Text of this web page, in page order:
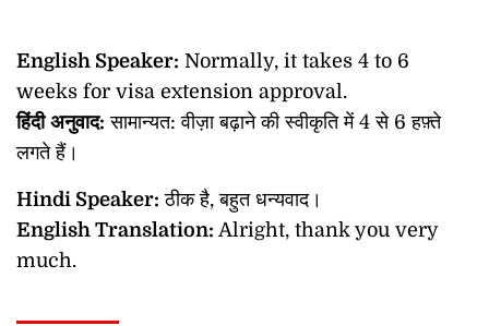
English Speaker: Normally, it takes 4 to 6
weeks for visa extension approval.
हिंदी अनुवाद: सामान्यत: वीज़ा बढ़ाने की स्वीकृति में 4 से 6 हफ़्ते
लगते हैं।
Hindi Speaker: ठीक है, बहुत धन्यवाद।
English Translation: Alright, thank you very
much.